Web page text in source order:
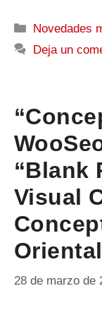
Categorías
Novedades
Deja un
“Blank
Visual
28 de marzo de